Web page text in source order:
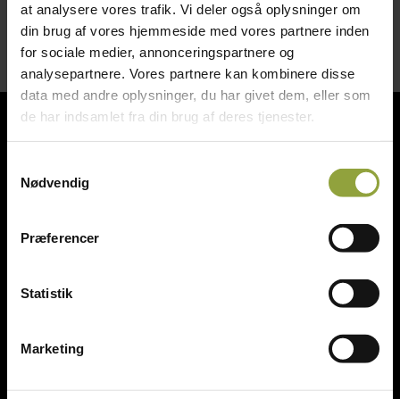
at analysere vores trafik. Vi deler også oplysninger om
din brug af vores hjemmeside med vores partnere inden
for sociale medier, annonceringspartnere og
analysepartnere. Vores partnere kan kombinere disse
data med andre oplysninger, du har givet dem, eller som
de har indsamlet fra din brug af deres tjenester.
Nødvendig
Præferencer
Statistik
Marketing
Bagerinventar
Diverse
ST Engros v/Steen Thomsen